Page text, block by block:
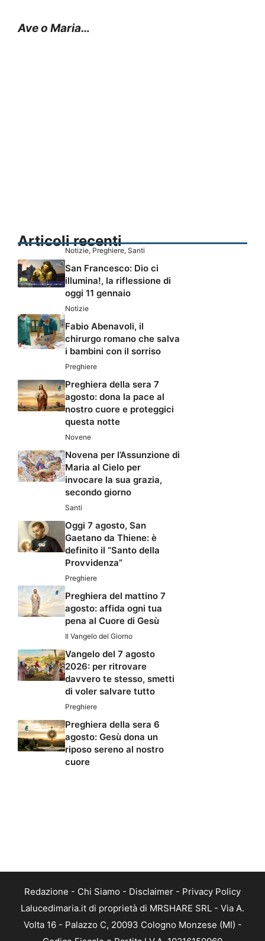
Ave o Maria…
Articoli recenti
Notizie, Preghiere, Santi
San Francesco: Dio ci
illumina!, la riflessione di
oggi 11 gennaio
Notizie
Fabio Abenavoli, il
chirurgo romano che salva
i bambini con il sorriso
Preghiere
Preghiera della sera 7
agosto: dona la pace al
nostro cuore e proteggici
questa notte
Novene
Novena per l’Assunzione di
Maria al Cielo per
invocare la sua grazia,
secondo giorno
Santi
Oggi 7 agosto, San
Gaetano da Thiene: è
definito il “Santo della
Provvidenza”
Preghiere
Preghiera del mattino 7
agosto: affida ogni tua
pena al Cuore di Gesù
Il Vangelo del Giorno
Vangelo del 7 agosto
2026: per ritrovare
davvero te stesso, smetti
di voler salvare tutto
Preghiere
Preghiera della sera 6
agosto: Gesù dona un
riposo sereno al nostro
cuore
Redazione - Chi Siamo - Disclaimer - Privacy Policy
Lalucedimaria.it di proprietà di MRSHARE SRL - Via A.
Volta 16 - Palazzo C, 20093 Cologno Monzese (MI) -